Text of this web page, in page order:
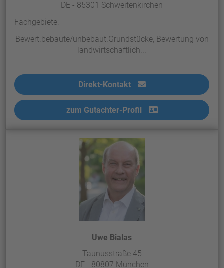
DE - 85301 Schweitenkirchen
Fachgebiete:
Bewert.bebaute/unbebaut.Grundstücke, Bewertung von
landwirtschaftlich...
Direkt-Kontakt
zum Gutachter-Profil
Uwe Bialas
Taunusstraße 45
DE - 80807 München